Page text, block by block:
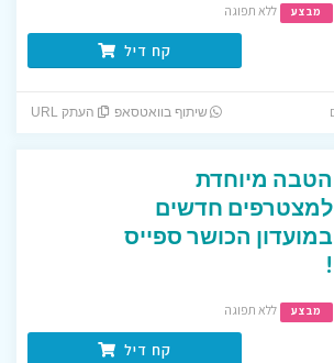
מבצע ללא תפוגה
קח דיל
שיתוף בוואטסאפ העתק URL
הטבה מיוחדת
למצטרפים חדשים
במועדון הכושר ספייס
!
מבצע ללא תפוגה
קח דיל